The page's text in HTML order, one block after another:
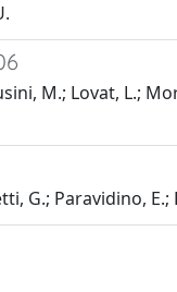
M.; Lovat, L.;
G.; Paravidino,